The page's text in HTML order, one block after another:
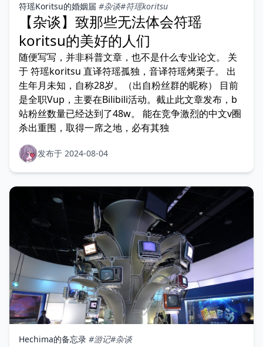
符瑶Koritsu的婚姻届 #杂谈#符瑶koritsu
【杂谈】致那些无法体会符瑶
koritsu的美好的人们
随便写写，并非科普文章，也不是什么专业论文。 关
于 符瑶koritsu 直译符瑶孤独，音译符瑶烤栗子。 出
生年月未知，自称28岁。（出自粉丝群的昵称） 目前
是全职Vup，主要在Bilibili活动。截止此文章发布，b
站粉丝数量已经达到了48w。 能在竞争激烈的中文v圈
杀出重围，取得一席之地，必有其独
发布于 2024-08-04
Hechima的备忘录 #游记#杂谈